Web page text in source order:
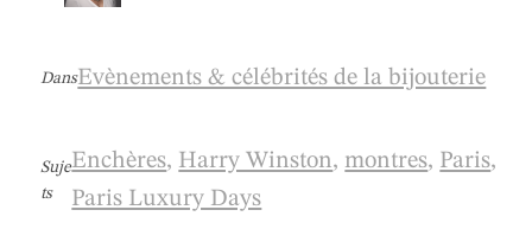
DansEvènements & célébrités de la bijouterie
Suje
ts
Enchères, Harry Winston, montres, Paris
Paris Luxury Days